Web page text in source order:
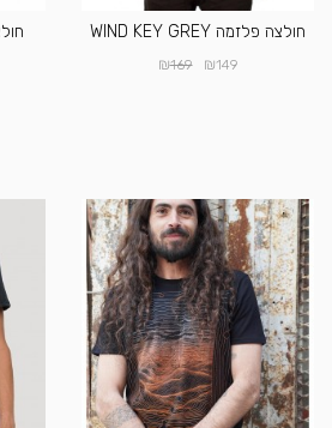
חולצה פלזמה WIND KEY GREY
₪149
₪169